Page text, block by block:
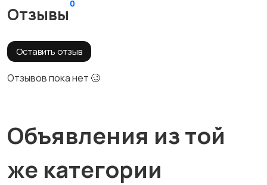
Отзывы
0
Оставить отзыв
Отзывов пока нет 🥴
Объявления из той
же категории